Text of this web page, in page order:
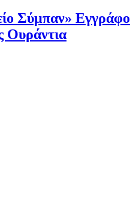
Σύμπαν» Εγγράφο
Ουράντια